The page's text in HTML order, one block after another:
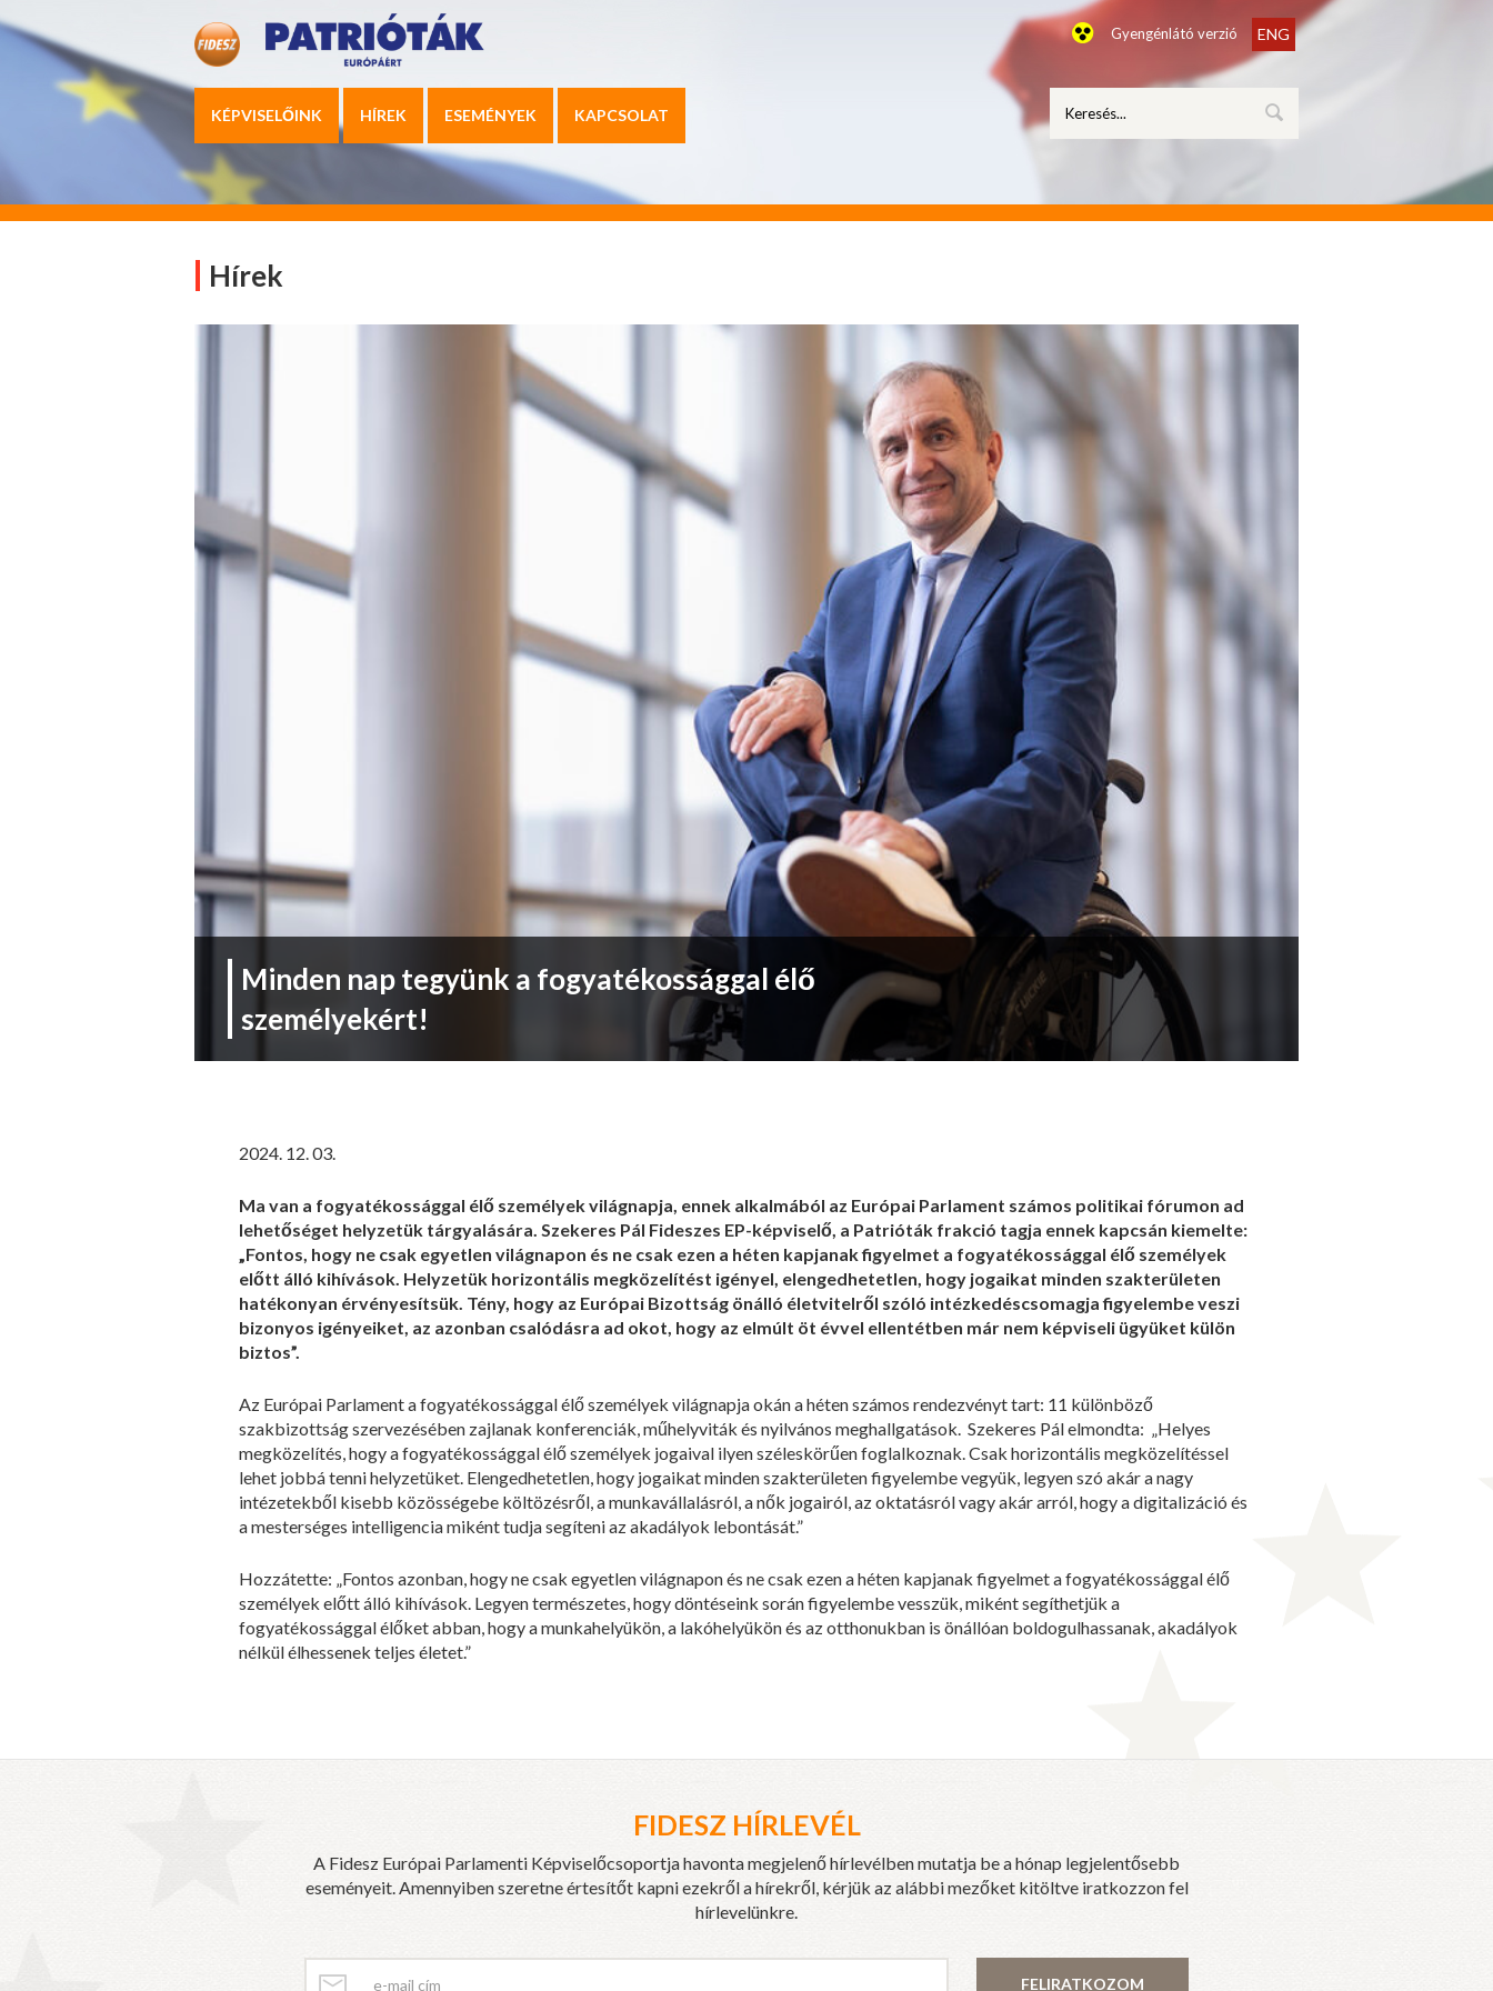
Gyengénlátó verzió ENG
KÉPVISELŐINK HÍREK ESEMÉNYEK KAPCSOLAT
Hírek
Minden nap tegyünk a fogyatékossággal élő
személyekért!
2024. 12. 03.
Ma van a fogyatékossággal élő személyek világnapja, ennek alkalmából az Európai Parlament számos politikai fórumon ad
lehetőséget helyzetük tárgyalására. Szekeres Pál Fideszes EP-képviselő, a Patrióták frakció tagja ennek kapcsán kiemelte:
„Fontos, hogy ne csak egyetlen világnapon és ne csak ezen a héten kapjanak figyelmet a fogyatékossággal élő személyek
előtt álló kihívások. Helyzetük horizontális megközelítést igényel, elengedhetetlen, hogy jogaikat minden szakterületen
hatékonyan érvényesítsük. Tény, hogy az Európai Bizottság önálló életvitelről szóló intézkedéscsomagja figyelembe veszi
bizonyos igényeiket, az azonban csalódásra ad okot, hogy az elmúlt öt évvel ellentétben már nem képviseli ügyüket külön
biztos”.
Az Európai Parlament a fogyatékossággal élő személyek világnapja okán a héten számos rendezvényt tart: 11 különböző
szakbizottság szervezésében zajlanak konferenciák, műhelyviták és nyilvános meghallgatások. Szekeres Pál elmondta: „Helyes
megközelítés, hogy a fogyatékossággal élő személyek jogaival ilyen széleskörűen foglalkoznak. Csak horizontális megközelítéssel
lehet jobbá tenni helyzetüket. Elengedhetetlen, hogy jogaikat minden szakterületen figyelembe vegyük, legyen szó akár a nagy
intézetekből kisebb közösségebe költözésről, a munkavállalásról, a nők jogairól, az oktatásról vagy akár arról, hogy a digitalizáció és
a mesterséges intelligencia miként tudja segíteni az akadályok lebontását.”
Hozzátette: „Fontos azonban, hogy ne csak egyetlen világnapon és ne csak ezen a héten kapjanak figyelmet a fogyatékossággal élő
személyek előtt álló kihívások. Legyen természetes, hogy döntéseink során figyelembe vesszük, miként segíthetjük a
fogyatékossággal élőket abban, hogy a munkahelyükön, a lakóhelyükön és az otthonukban is önállóan boldogulhassanak, akadályok
nélkül élhessenek teljes életet.”
FIDESZ HÍRLEVÉL
A Fidesz Európai Parlamenti Képviselőcsoportja havonta megjelenő hírlevélben mutatja be a hónap legjelentősebb
eseményeit. Amennyiben szeretne értesítőt kapni ezekről a hírekről, kérjük az alábbi mezőket kitöltve iratkozzon fel
hírlevelünkre.
FELIRATKOZOM